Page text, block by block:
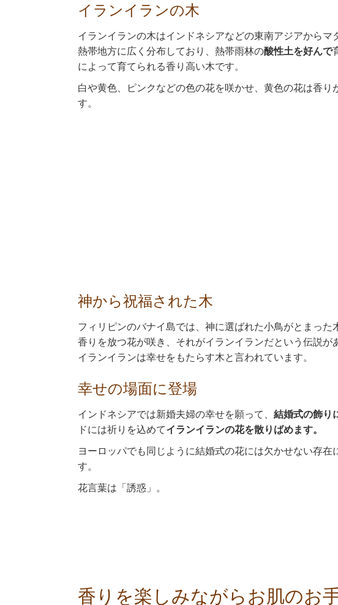
イランイランの木
イランイランの木はインドネシアなどの東南アジアからマ
熱帯地方に広く分布しており、熱帯雨林の酸性土を好んで
によって育てられる香り高い木です。
白や黄色、ピンクなどの色の花を咲かせ、黄色の花は香り
す。
神から祝福された木
フィリピンのバナイ島では、神に選ばれた小鳥がとまった
香りを放つ花が咲き、それがイランイランだという伝説が
イランイランは幸せをもたらす木と言われています。
幸せの場面に登場
インドネシアでは新婚夫婦の幸せを願って、 結婚式の飾り
ドには祈りを込めてイランイランの花を散りばめます。
ヨーロッパでも同じように結婚式の花には欠かせない存在
す。
花言葉は「誘惑」。
香りを楽しみながらお肌のお